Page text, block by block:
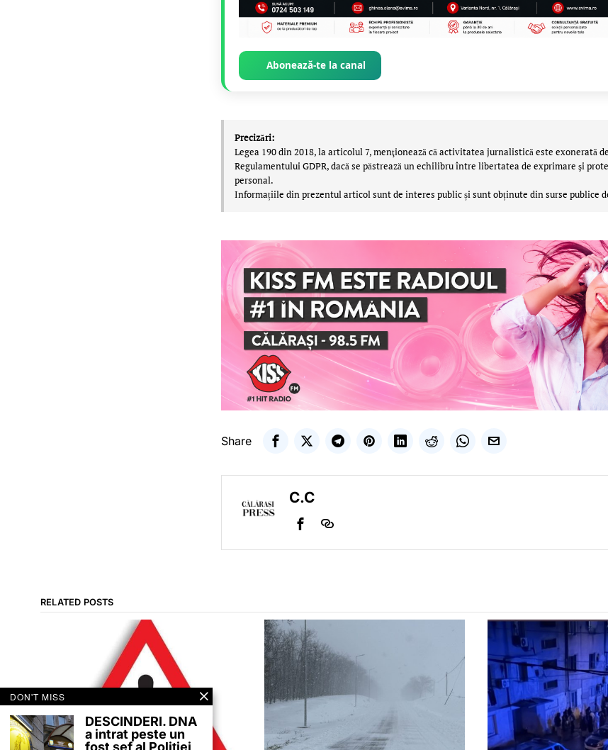
Abonează-te la canal
Precizări:
Legea 190 din 2018, la articolul 7, menţionează că activitatea jurnalistică este exonerată
Regulamentului GDPR, dacă se păstrează un echilibru între libertatea de exprimare şi
personal.
Informațiile din prezentul articol sunt de interes public și sunt obținute din surse publice
Share
C.C
RELATED POSTS
DON'T MISS
DESCINDERI. DNA
a intrat peste un
fost șef al Poliției